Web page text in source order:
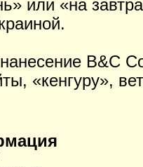
или «на
B&C
«кенгуру»,